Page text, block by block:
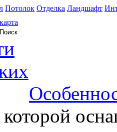
Потолок Отделка Ландшафт